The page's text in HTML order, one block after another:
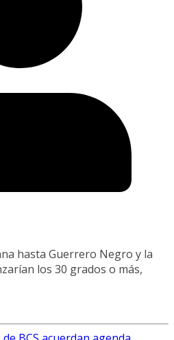
hasta Guerrero Negro y la
los 30 grados o más,